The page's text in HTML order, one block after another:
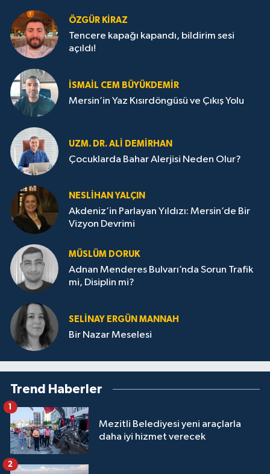
ÖZGÜR KIRAZ
Tencere kapağı kapandı, bildirim sesi
açıldı!
İSMAIL CEM BÜYÜKDEMIR
Mersin’in Yaz Kısırdöngüsü ve Çıkış Yolu
UZM. DR. ALI DEMİRHAN
Çocuklarda Bahar Alerjisi Neden Olur?
NESLIHAN YALÇIN
Akdeniz’in Parlayan Yıldızı: Mersin’de Bir
Vizyon Devrimi
MÜSLÜM DORUK
Adnan Menderes Bulvarı’nda Sorun Trafik
mi, Disiplin mi?
SELINAY ERGÜN MANNAH
Bir Nazar Meselesi
Trend Haberler
Mezitli Belediyesi yeni araçlarla
daha iyi hizmet verecek
1
2